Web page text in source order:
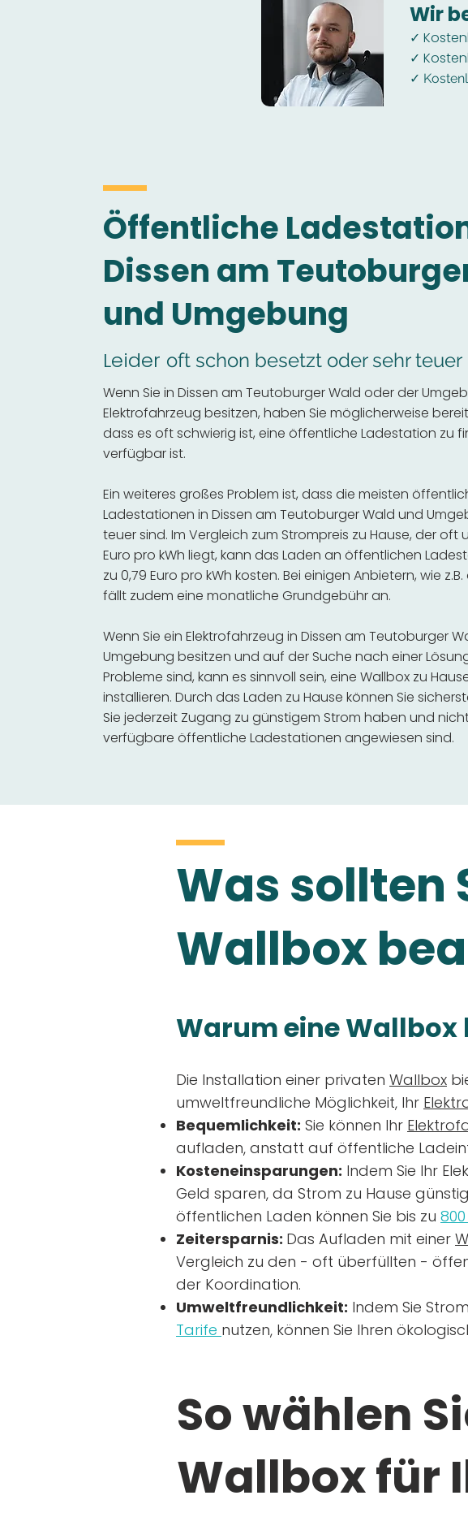
Wir
✓
✓
✓
Öffentliche
Dissen am
und Umgebung
Leider oft schon besetzt oder sehr teuer
Wenn Sie in Dissen am Teutoburger Wald oder der
Elektrofahrzeug besitzen, haben Sie möglicherweise
dass es oft schwierig ist, eine öffentliche Ladestation zu
verfügbar ist.
Ein weiteres großes Problem ist, dass die meisten
Ladestationen in Dissen am Teutoburger Wald und
teuer sind. Im Vergleich zum Strompreis zu Hause, der oft
Euro pro kWh liegt, kann das Laden an öffentlichen
zu 0,79 Euro pro kWh kosten. Bei einigen Anbietern, wie z.B.
fällt zudem eine monatliche Grundgebühr an.
Wenn Sie ein Elektrofahrzeug in Dissen am Teutoburger
Umgebung besitzen und auf der Suche nach einer
Probleme sind, kann es sinnvoll sein, eine Wallbox zu
installieren. Durch das Laden zu Hause können Sie
Sie jederzeit Zugang zu günstigem Strom haben und
verfügbare öffentliche Ladestationen angewiesen sind.
Was sollten
Wallbox
Warum eine Wallbox
Die Installation einer privaten Wallbox
umweltfreundliche Möglichkeit, Ihr
Bequemlichkeit: Sie können Ihr
aufladen, anstatt auf öffentliche
Kosteneinsparungen: Indem Sie Ihr
Geld sparen, da Strom zu Hause
öffentlichen Laden können Sie bis zu
Zeitersparnis: Das Aufladen mit einer
Vergleich zu den - oft überfüllten -
der Koordination.
Umweltfreundlichkeit: Indem Sie
Tarife nutzen, können Sie Ihren
So wählen
Wallbox für